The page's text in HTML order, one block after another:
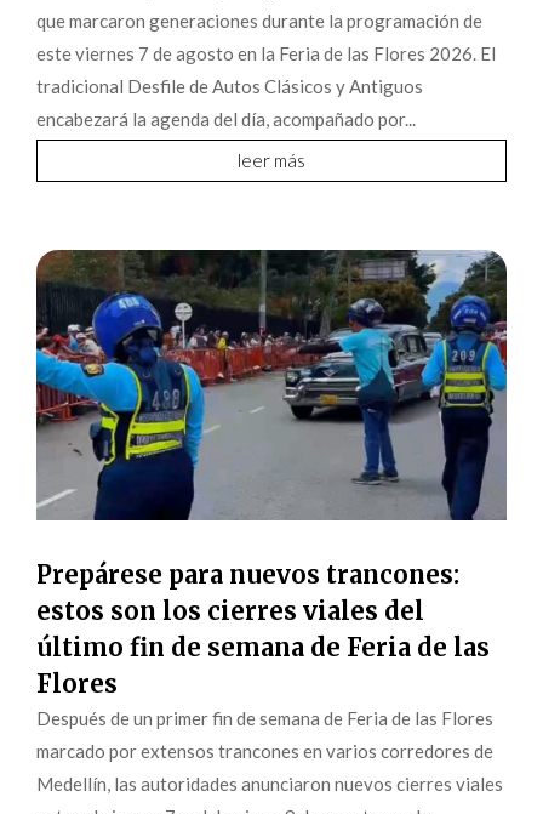
que marcaron generaciones durante la programación de
este viernes 7 de agosto en la Feria de las Flores 2026. El
tradicional Desfile de Autos Clásicos y Antiguos
encabezará la agenda del día, acompañado por...
leer más
Prepárese para nuevos trancones:
estos son los cierres viales del
último fin de semana de Feria de las
Flores
Después de un primer fin de semana de Feria de las Flores
marcado por extensos trancones en varios corredores de
Medellín, las autoridades anunciaron nuevos cierres viales